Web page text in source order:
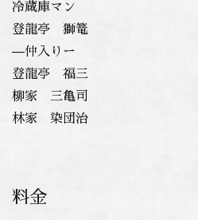
冷蔵庫マン
登龍亭 獅篭
—仲入りー
登龍亭 福三
柳家 三亀司
林家 染団治
料金